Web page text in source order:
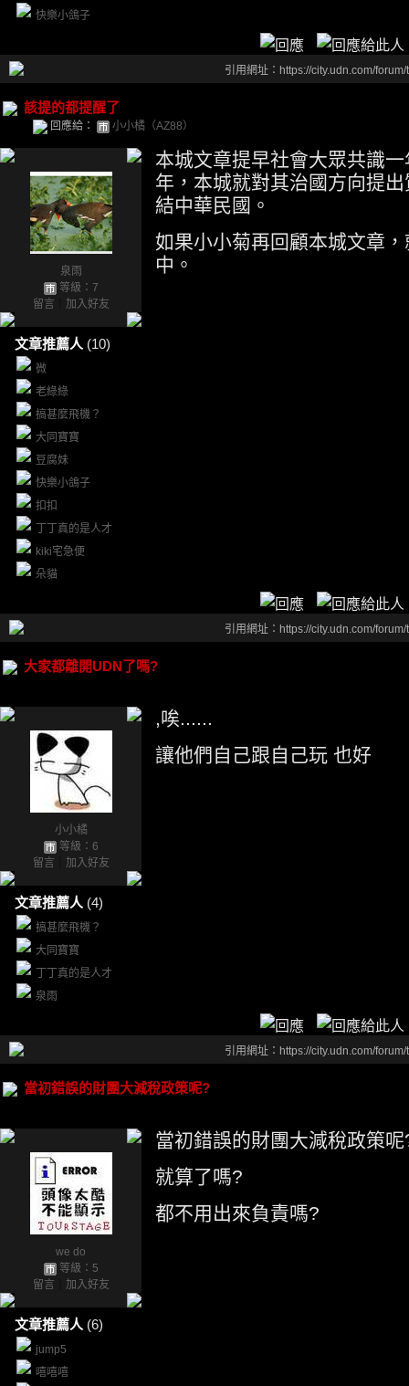
快樂小鴿子
引用網址：https://city.udn.com/
該提的都提醒了
回應給： 小小橘（AZ88）
泉雨
等級：7
留言
加入好友
文章推薦人 (10)
微
老綠綠
搞甚麼飛機？
大同寶寶
豆腐妹
快樂小鴿子
扣扣
丁丁真的是人才
kiki宅急便
朵貓
本城文章提早社會大眾共識
年，本城就對其治國方向提
結中華民國。
如果小小菊再回顧本城文章
中。
引用網址：https://city.udn.com/
大家都離開UDN了嗎?
小小橘
等級：6
留言
加入好友
文章推薦人 (4)
搞甚麼飛機？
大同寶寶
丁丁真的是人才
泉雨
,唉......
讓他們自己跟自己玩 也好
引用網址：https://city.udn.com/
當初錯誤的財團大減稅政策呢?
we do
等級：5
留言
加入好友
文章推薦人 (6)
jump5
嘻嘻嘻
當初錯誤的財團大減稅政策呢
就算了嗎?
都不用出來負責嗎?